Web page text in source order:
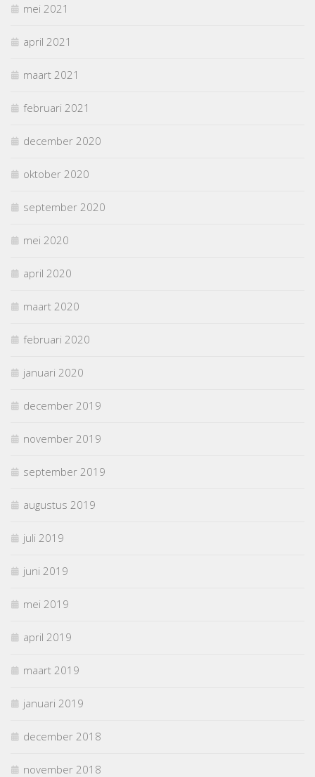
mei 2021
april 2021
maart 2021
februari 2021
december 2020
oktober 2020
september 2020
mei 2020
april 2020
maart 2020
februari 2020
januari 2020
december 2019
november 2019
september 2019
augustus 2019
juli 2019
juni 2019
mei 2019
april 2019
maart 2019
januari 2019
december 2018
november 2018